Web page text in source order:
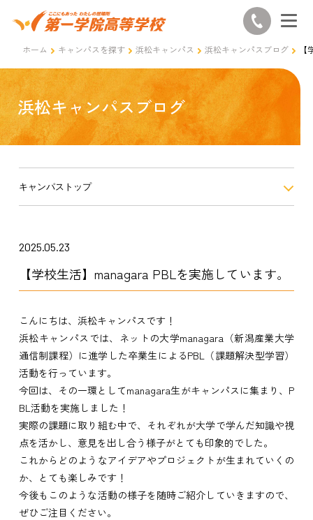
ホーム キャンパスを探す 浜松キャンパス 浜松キャンパスブログ
浜松キャンパスブログ
キャンパストップ
2025.05.23
【学校生活】managara PBLを実施しています。
こんにちは、浜松キャンパスです！
浜松キャンパスでは、ネットの大学managara（新潟産業大学
通信制課程）に進学した卒業生によるPBL（課題解決型学習）
活動を行っています。
今回は、その一環としてmanagara生がキャンパスに集まり、P
BL活動を実施しました！
実際の課題に取り組む中で、それぞれが大学で学んだ知識や視
点を活かし、意見を出し合う様子がとても印象的でした。
これからどのようなアイデアやプロジェクトが生まれていくの
か、とても楽しみです！
今後もこのような活動の様子を随時ご紹介していきますので、
ぜひご注目ください。